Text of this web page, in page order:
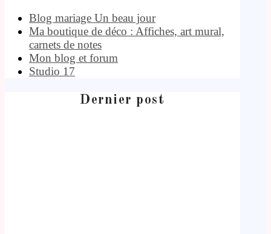
Blog mariage Un beau jour
Ma boutique de déco : Affiches, art mural,
carnets de notes
Mon blog et forum
Studio 17
Dernier post